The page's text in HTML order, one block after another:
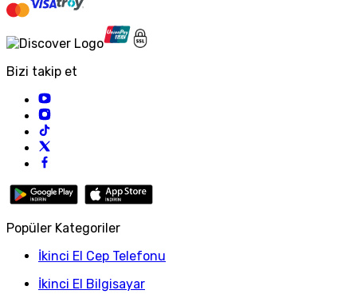
Bizi takip et
Popüler Kategoriler
İkinci El Cep Telefonu
İkinci El Bilgisayar